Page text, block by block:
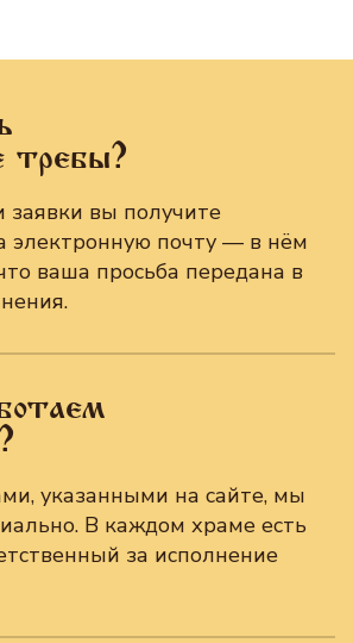
требы?
заявки вы получите
электронную почту — в нём
ваша просьба передана в
указанными на сайте, мы
В каждом храме есть
за исполнение